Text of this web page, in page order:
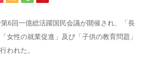
6回一億総活躍国民会議が開催され、「長
女性の就業促進」及び「子供の教育問題」
われた。